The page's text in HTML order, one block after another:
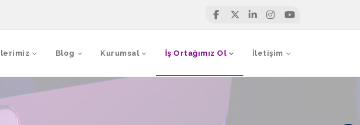
Blog Kurumsal İş Ortağımız Ol İletişim